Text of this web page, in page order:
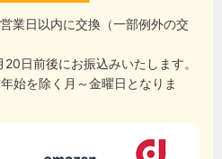
業日以内に交換（一部例外の交
日前後にお振込みいたします。
始を除く月～金曜日となりま